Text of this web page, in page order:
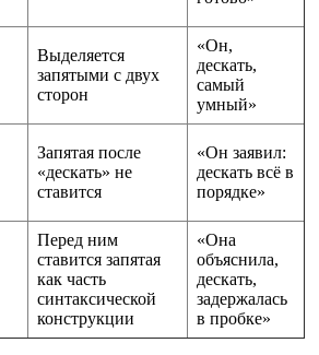
Выделяется
запятыми с двух
сторон
«Он,
дескать,
самый
умный»
Запятая после
«дескать» не
ставится
«Он заявил:
дескать всё в
порядке»
Перед ним
ставится запятая
как часть
синтаксической
конструкции
«Она
объяснила,
дескать,
задержалась
в пробке»